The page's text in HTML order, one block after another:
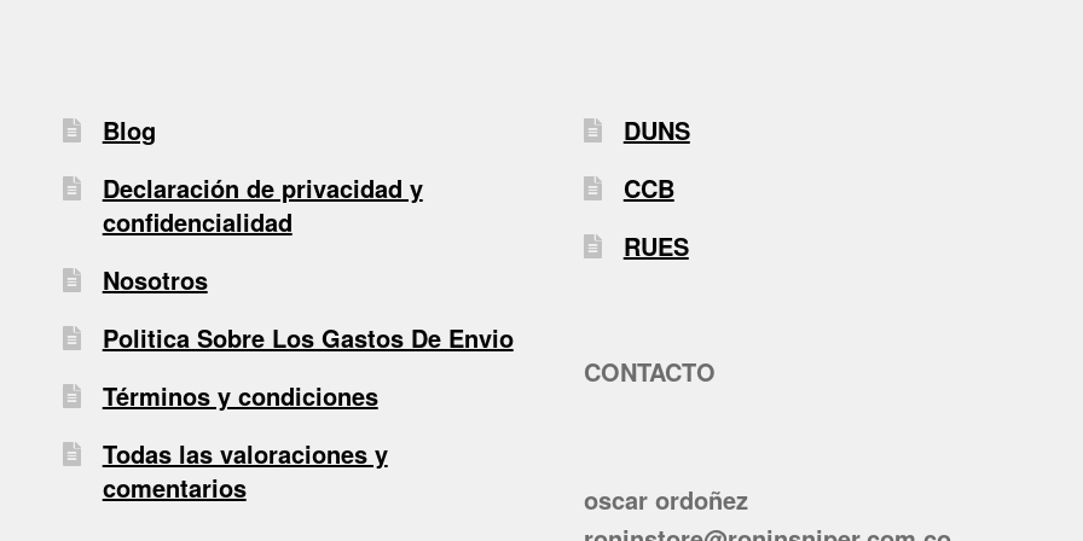
Blog
Declaración de privacidad y
confidencialidad
Nosotros
Politica Sobre Los Gastos De Envio
Términos y condiciones
Todas las valoraciones y
comentarios
DUNS
CCB
RUES
CONTACTO
oscar ordoñez